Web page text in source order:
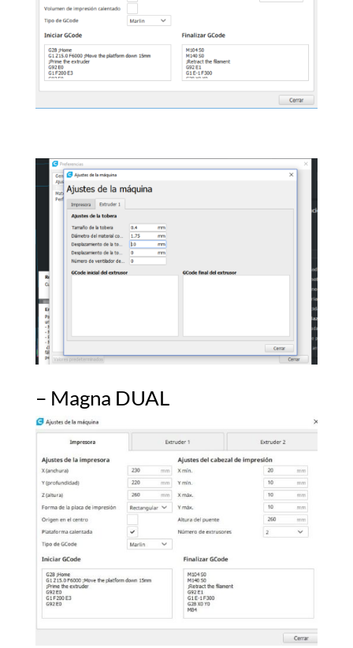
– Magna DUAL